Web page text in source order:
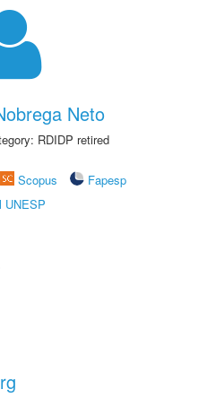
Neto
RDIDP retired
Scopus
Fapesp
UNESP